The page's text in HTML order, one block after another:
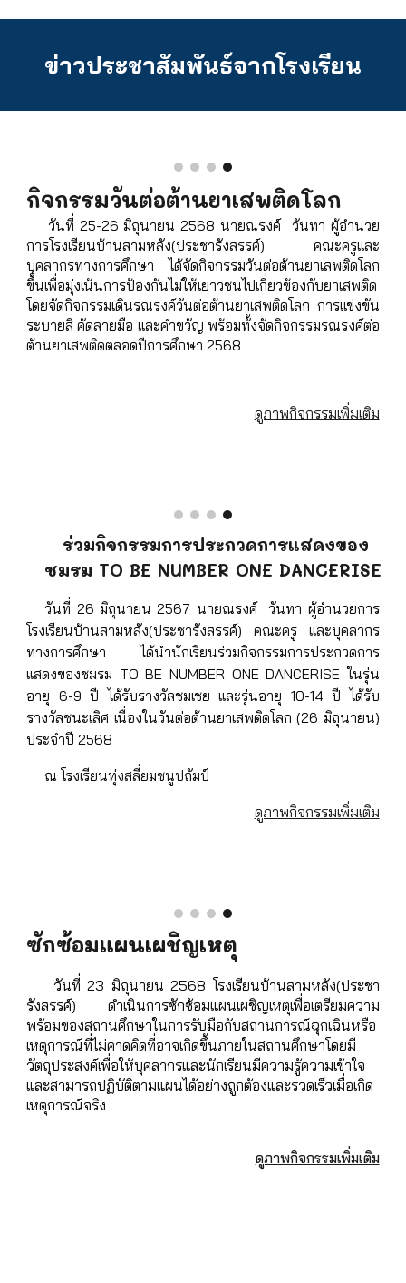
ข่าวประชาสัมพันธ์จากโรงเรียน
กิจกรรมวันต่อต้านยาเสพติดโลก
วันที่ 25-26 มิถุนายน 2568 นายณรงค์ วันทา ผู้อำนวย
การโรงเรียนบ้านสามหลัง(ประชารังสรรค์) คณะครูและ
บุคลากรทางการศึกษา ได้จัดกิจกรรมวันต่อต้านยาเสพติดโลก
ขึ้นเพื่อมุ่งเน้นการป้องกันไม่ให้เยาวชนไปเกี่ยวข้องกับยาเสพติด
โดยจัดกิจกรรมเดินรณรงค์วันต่อต้านยาเสพติดโลก การแข่งขัน
ระบายสี คัดลายมือ และคำขวัญ พร้อมทั้งจัดกิจกรรมรณรงค์ต่อ
ต้านยาเสพติดตลอดปีการศึกษา 2568
ดูภาพกิจกรรมเพิ่มเติม
ร่วมกิจกรรมการประกวดการแสดงของ
ชมรม TO BE NUMBER ONE DANCERISE
วันที่ 26 มิถุนายน 2567 นายณรงค์ วันทา ผู้อำนวยการ
โรงเรียนบ้านสามหลัง(ประชารังสรรค์) คณะครู และบุคลากร
ทางการศึกษา ได้นำนักเรียนร่วมกิจกรรมการประกวดการ
แสดงของชมรม TO BE NUMBER ONE DANCERISE ในรุ่น
อายุ 6-9 ปี ได้รับรางวัลชมเชย และรุ่นอายุ 10-14 ปี ได้รับ
รางวัลชนะเลิศ เนื่องในวันต่อต้านยาเสพติดโลก (26 มิถุนายน)
ประจำปี 2568
ณ โรงเรียนทุ่งสลี่ยมชนูปถัมป์
ดูภาพกิจกรรมเพิ่มเติม
ซักซ้อมแผนเผชิญเหตุ
วันที่ 23 มิถุนายน 2568 โรงเรียนบ้านสามหลัง(ประชา
รังสรรค์) ดำเนินการซักซ้อมแผนเผชิญเหตุเพื่อเตรียมความ
พร้อมของสถานศึกษาในการรับมือกับสถานการณ์ฉุกเฉินหรือ
เหตุการณ์ที่ไม่คาดคิดที่อาจเกิดขึ้นภายในสถานศึกษาโดยมี
วัตถุประสงค์เพื่อให้บุคลากรและนักเรียนมีความรู้ความเข้าใจ
และสามารถปฏิบัติตามแผนได้อย่างถูกต้องและรวดเร็วเมื่อเกิด
เหตุการณ์จริง
ดูภาพกิจกรรมเพิ่มเติม